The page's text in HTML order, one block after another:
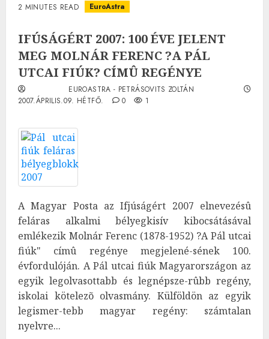
2 MINUTES READ EuroAstra
IFÚSÁGÉRT 2007: 100 ÉVE JELENT
MEG MOLNÁR FERENC ?A PÁL
UTCAI FIÚK? CÍMÛ REGÉNYE
EUROASTRA - PETRÁSOVITS ZOLTÁN
2007.ÁPRILIS.09. HÉTFŐ.
0 1
A Magyar Posta az Ifjúságért 2007 elnevezésû
feláras alkalmi bélyegkisív kibocsátásával
emlékezik Molnár Ferenc (1878-1952) ?A Pál utcai
fiúk" címû regénye megjelené-sének 100.
évfordulóján. A Pál utcai fiúk Magyarországon az
egyik legolvasottabb és legnépsze-rûbb regény,
iskolai kötelezõ olvasmány. Külföldön az egyik
legismer-tebb magyar regény: számtalan
nyelvre...